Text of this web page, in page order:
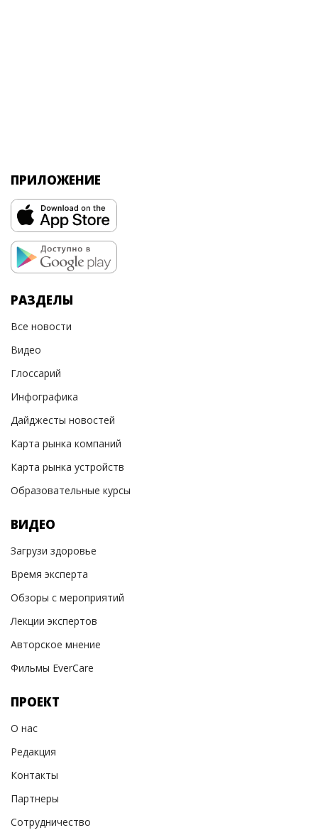
ПРИЛОЖЕНИЕ
РАЗДЕЛЫ
Все новости
Видео
Глоссарий
Инфографика
Дайджесты новостей
Карта рынка компаний
Карта рынка устройств
Образовательные курсы
ВИДЕО
Загрузи здоровье
Время эксперта
Обзоры с мероприятий
Лекции экспертов
Авторское мнение
Фильмы EverCare
ПРОЕКТ
О нас
Редакция
Контакты
Партнеры
Сотрудничество